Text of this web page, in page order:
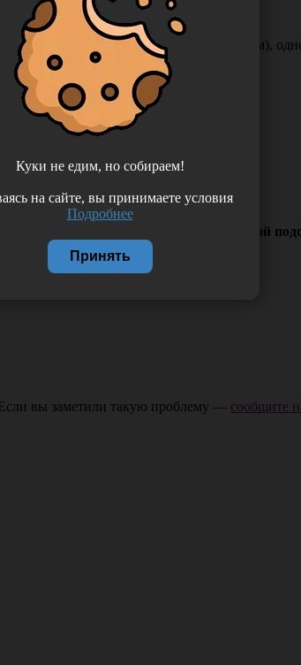
полиэтиленовые (вес 6 грамм),
6 грамм), одноразовые, с двойной
вы заметили такую проблему — сообщите
Куки не едим, но собираем!
на сайте, вы принимаете условия
Подробнее
Принять